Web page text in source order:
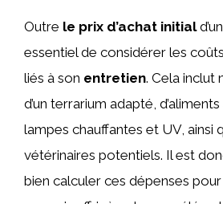
Outre le prix d’achat initial
essentiel de considérer les
liés à son entretien. Cela inclut
d’un terrarium adapté,
lampes chauffantes et UV, ainsi
vétérinaires potentiels. Il est
bien calculer ces dépenses pour